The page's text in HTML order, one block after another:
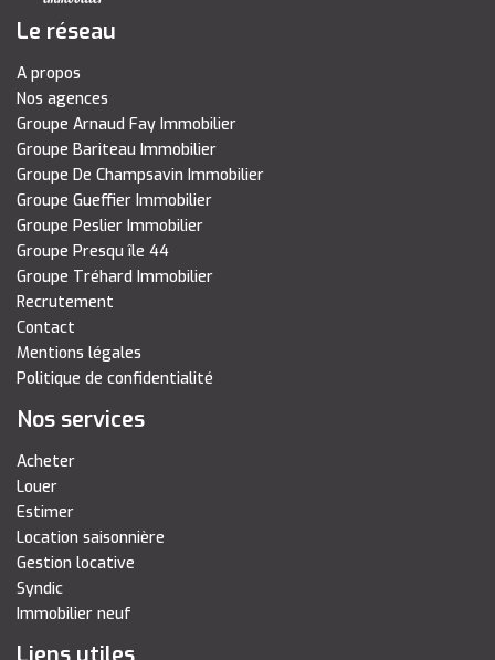
Le réseau
A propos
Nos agences
Groupe Arnaud Fay Immobilier
Groupe Bariteau Immobilier
Groupe De Champsavin Immobilier
Groupe Gueffier Immobilier
Groupe Peslier Immobilier
Groupe Presqu île 44
Groupe Tréhard Immobilier
Recrutement
Contact
Mentions légales
Politique de confidentialité
Nos services
Acheter
Louer
Estimer
Location saisonnière
Gestion locative
Syndic
Immobilier neuf